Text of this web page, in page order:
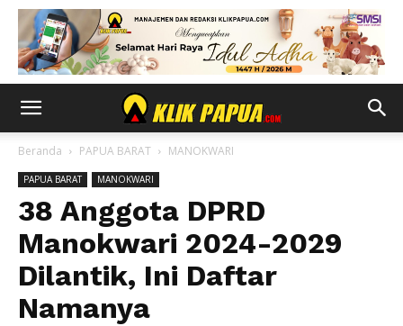
Beranda PAPUA BARAT MANOKWARI
PAPUA BARAT MANOKWARI
38 Anggota DPRD
Manokwari 2024-2029
Dilantik, Ini Daftar
Namanya